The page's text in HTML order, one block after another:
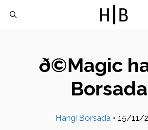
ð©Magic
Borsada
Hangi Borsada • 15/11/